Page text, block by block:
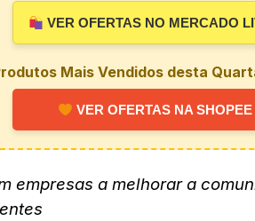
VER OFERTAS NO MERCADO
Mais Vendidos desta
VER OFERTAS NA SHOPEE
empresas a melhorar a